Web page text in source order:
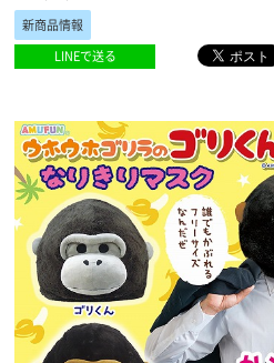
新商品情報
LINEで送る